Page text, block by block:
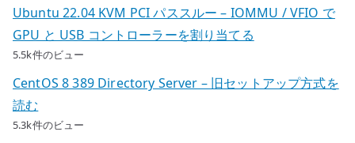
Ubuntu 22.04 KVM PCI パススルー – IOMMU / VFIO で
GPU と USB コントローラーを割り当てる
5.5k件のビュー
CentOS 8 389 Directory Server – 旧セットアップ方式を
読む
5.3k件のビュー